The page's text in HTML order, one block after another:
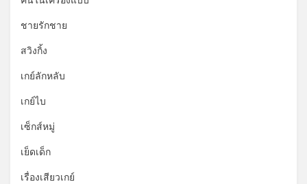
ชายรักชาย
สวิงกิ้ง
เกย์ลักหลับ
เกย์ไบ
เซ็กส์หมู่
เย็ดเด็ก
เรื่องเสียวเกย์